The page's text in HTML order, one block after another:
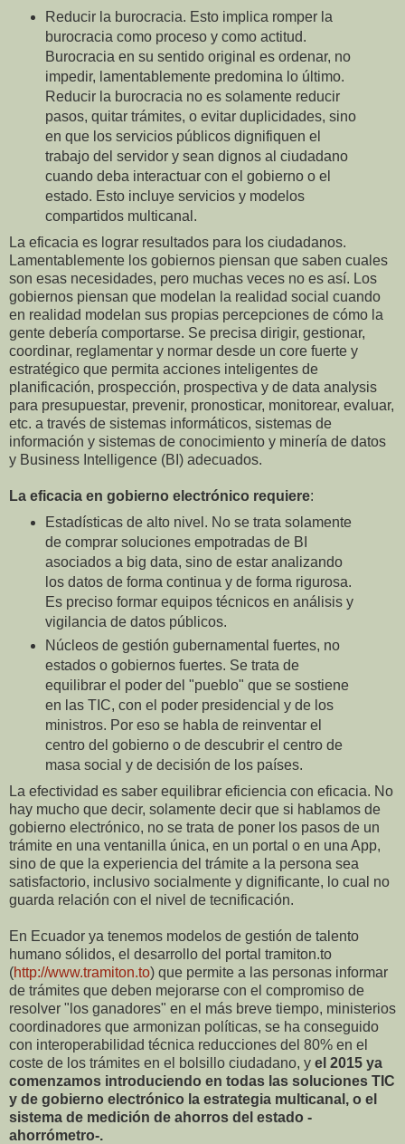
Reducir la burocracia. Esto implica romper la
burocracia como proceso y como actitud.
Burocracia en su sentido original es ordenar, no
impedir, lamentablemente predomina lo último.
Reducir la burocracia no es solamente reducir
pasos, quitar trámites, o evitar duplicidades, sino
en que los servicios públicos dignifiquen el
trabajo del servidor y sean dignos al ciudadano
cuando deba interactuar con el gobierno o el
estado. Esto incluye servicios y modelos
compartidos multicanal.
La eficacia es lograr resultados para los ciudadanos.
Lamentablemente los gobiernos piensan que saben cuales
son esas necesidades, pero muchas veces no es así. Los
gobiernos piensan que modelan la realidad social cuando
en realidad modelan sus propias percepciones de cómo la
gente debería comportarse. Se precisa dirigir, gestionar,
coordinar, reglamentar y normar desde un core fuerte y
estratégico que permita acciones inteligentes de
planificación, prospección, prospectiva y de data analysis
para presupuestar, prevenir, pronosticar, monitorear, evaluar,
etc. a través de sistemas informáticos, sistemas de
información y sistemas de conocimiento y minería de datos
y Business Intelligence (BI) adecuados.
La eficacia en gobierno electrónico requiere:
Estadísticas de alto nivel. No se trata solamente
de comprar soluciones empotradas de BI
asociados a big data, sino de estar analizando
los datos de forma continua y de forma rigurosa.
Es preciso formar equipos técnicos en análisis y
vigilancia de datos públicos.
Núcleos de gestión gubernamental fuertes, no
estados o gobiernos fuertes. Se trata de
equilibrar el poder del "pueblo" que se sostiene
en las TIC, con el poder presidencial y de los
ministros. Por eso se habla de reinventar el
centro del gobierno o de descubrir el centro de
masa social y de decisión de los países.
La efectividad es saber equilibrar eficiencia con eficacia. No
hay mucho que decir, solamente decir que si hablamos de
gobierno electrónico, no se trata de poner los pasos de un
trámite en una ventanilla única, en un portal o en una App,
sino de que la experiencia del trámite a la persona sea
satisfactorio, inclusivo socialmente y dignificante, lo cual no
guarda relación con el nivel de tecnificación.
En Ecuador ya tenemos modelos de gestión de talento
humano sólidos, el desarrollo del portal tramiton.to
(http://www.tramiton.to) que permite a las personas informar
de trámites que deben mejorarse con el compromiso de
resolver "los ganadores" en el más breve tiempo, ministerios
coordinadores que armonizan políticas, se ha conseguido
con interoperabilidad técnica reducciones del 80% en el
coste de los trámites en el bolsillo ciudadano, y el 2015 ya
comenzamos introduciendo en todas las soluciones TIC
y de gobierno electrónico la estrategia multicanal, o el
sistema de medición de ahorros del estado -
ahorrómetro-.